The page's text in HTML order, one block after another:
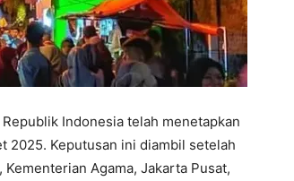
Indonesia telah menetapkan
2025. Keputusan ini diambil setelah
Agama, Jakarta Pusat,